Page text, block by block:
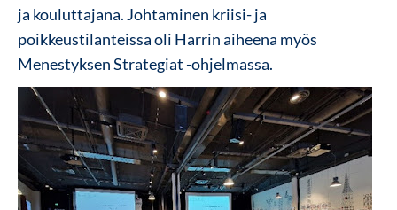
ja kouluttajana. Johtaminen kriisi- ja
poikkeustilanteissa oli Harrin aiheena myös
Menestyksen Strategiat -ohjelmassa.